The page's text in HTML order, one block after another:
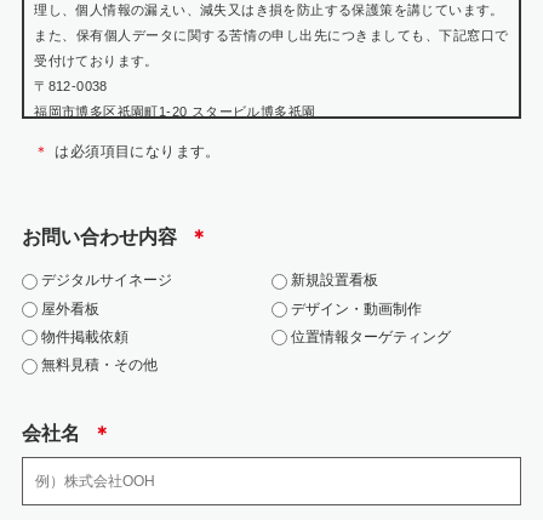
理し、個人情報の漏えい、減失又はき損を防止する保護策を講じています。
また、保有個人データに関する苦情の申し出先につきましても、下記窓口で
受付けております。
〒812-0038
福岡市博多区祇園町1-20 スタービル博多祇園
TEL:092-402-0699
2.個人情報の利用目的
お問い合わせにおける個人情報は、該当お問い合わせへの対応にのみ利用い
たします。
答えするため
内、提供その他を実施するため
3.個人情報の取り扱いの委託
＊ は必須項目になります。
お問い合わせ内容 ＊
デジタルサイネージ
新規設置看板
屋外看板
デザイン・動画制作
物件掲載依頼
位置情報ターゲティング
無料見積・その他
会社名 ＊